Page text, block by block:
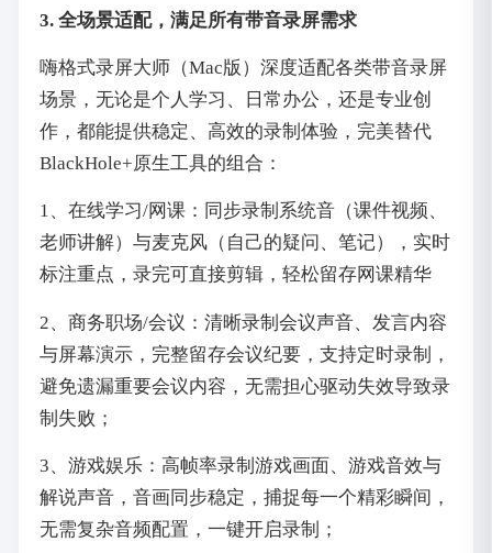
3. 全场景适配，满足所有带音录屏需求
嗨格式录屏大师（Mac版）深度适配各类带音录屏
场景，无论是个人学习、日常办公，还是专业创
作，都能提供稳定、高效的录制体验，完美替代
BlackHole+原生工具的组合：
1、在线学习/网课：同步录制系统音（课件视频、
老师讲解）与麦克风（自己的疑问、笔记），实时
标注重点，录完可直接剪辑，轻松留存网课精华
2、商务职场/会议：清晰录制会议声音、发言内容
与屏幕演示，完整留存会议纪要，支持定时录制，
避免遗漏重要会议内容，无需担心驱动失效导致录
制失败；
3、游戏娱乐：高帧率录制游戏画面、游戏音效与
解说声音，音画同步稳定，捕捉每一个精彩瞬间，
无需复杂音频配置，一键开启录制；